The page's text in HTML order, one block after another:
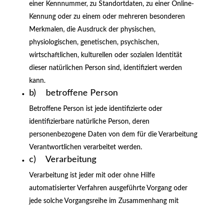
einer Kennnummer, zu Standortdaten, zu einer Online-
Kennung oder zu einem oder mehreren besonderen
Merkmalen, die Ausdruck der physischen,
physiologischen, genetischen, psychischen,
wirtschaftlichen, kulturellen oder sozialen Identität
dieser natürlichen Person sind, identifiziert werden
kann.
b) betroffene Person
Betroffene Person ist jede identifizierte oder
identifizierbare natürliche Person, deren
personenbezogene Daten von dem für die Verarbeitung
Verantwortlichen verarbeitet werden.
c) Verarbeitung
Verarbeitung ist jeder mit oder ohne Hilfe
automatisierter Verfahren ausgeführte Vorgang oder
jede solche Vorgangsreihe im Zusammenhang mit